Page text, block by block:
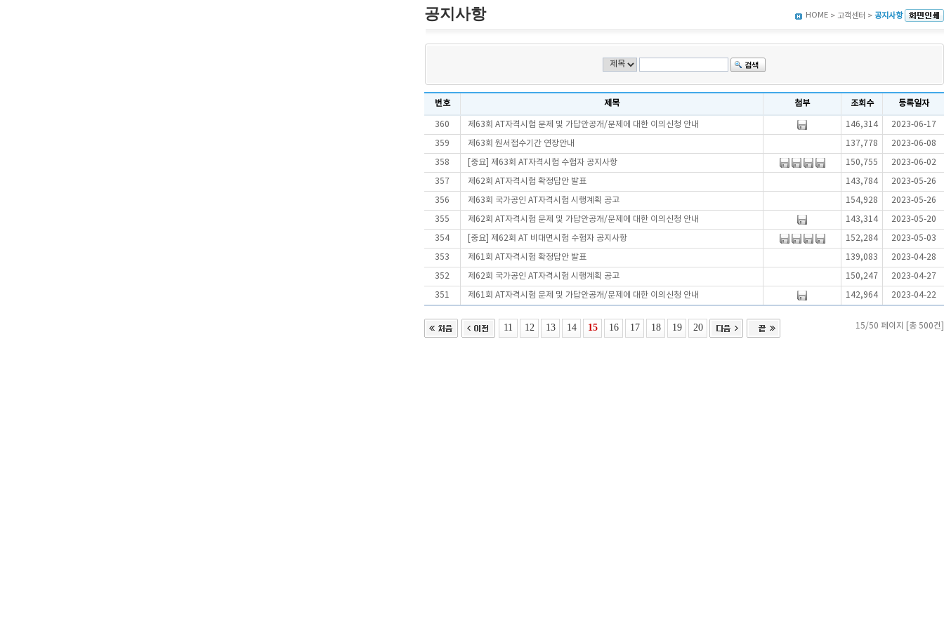
공지사항 HOME > 고객센터 > 공지사항
번호 제목 첨부 조회수 등록일자
360 제63회 AT자격시험 문제 및 가답안공개/문제에 대한 이의신청 안내 146,314 2023-06-17
359 제63회 원서접수기간 연장안내 137,778 2023-06-08
358 [중요] 제63회 AT자격시험 수험자 공지사항 150,755 2023-06-02
357 제62회 AT자격시험 확정답안 발표 143,784 2023-05-26
356 제63회 국가공인 AT자격시험 시행계획 공고 154,928 2023-05-26
355 제62회 AT자격시험 문제 및 가답안공개/문제에 대한 이의신청 안내 143,314 2023-05-20
354 [중요] 제62회 AT 비대면시험 수험자 공지사항 152,284 2023-05-03
353 제61회 AT자격시험 확정답안 발표 139,083 2023-04-28
352 제62회 국가공인 AT자격시험 시행계획 공고 150,247 2023-04-27
351 제61회 AT자격시험 문제 및 가답안공개/문제에 대한 이의신청 안내 142,964 2023-04-22
11 12 13 14 15 16 17 18 19 20 15/50 페이지 [총 500건]